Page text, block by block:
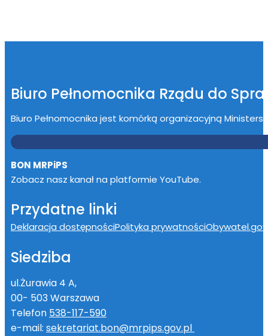
Biuro Pełnomocnika Rządu do
Biuro Pełnomocnika jest komórką organizacyjną
BON MRPiPS
Zobacz nasz kanał na platformie YouTube.
Przydatne linki
Deklaracja dostępnościPolityka prywatności
Siedziba
ul.Żurawia 4 A,
00- 503 Warszawa
Telefon 538-117-590
e-mail: sekretariat.bon@mrpips.gov.pl